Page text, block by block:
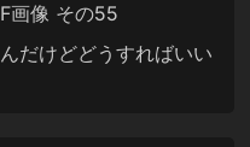
画像 その55
だけどどうすればいい